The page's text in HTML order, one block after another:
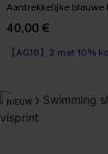
Aantrekkelijke blauwe
40,00 €
【AG18】2 met 10%
NIEUW